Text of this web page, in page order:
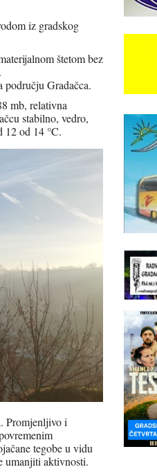
iz gradskog
štetom bez
području Gradačca.
mb, relativna
stabilno, vedro,
12 od 14 °C.
Promjenljivo i
tegobe u vidu
umanjiti aktivnosti.